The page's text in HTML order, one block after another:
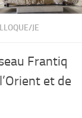
JE
Frantiq
et de